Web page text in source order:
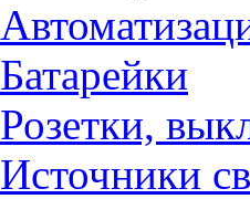
Батарейки
Розетки,
Источники